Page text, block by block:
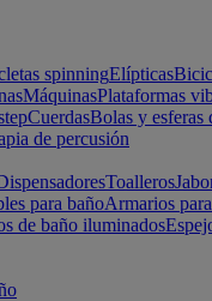
spinningElípticas
MáquinasPlataformas
CuerdasBolas y esferas
de percusión
Toalleros
para bañoArmarios
de baño iluminados